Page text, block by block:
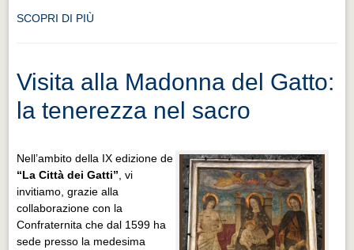
SCOPRI DI PIÙ
Visita alla Madonna del Gatto:
la tenerezza nel sacro
Nell’ambito della IX edizione de
“La Città dei Gatti” , vi
invitiamo, grazie alla
collaborazione con la
Confraternita che dal 1599 ha
sede presso la medesima